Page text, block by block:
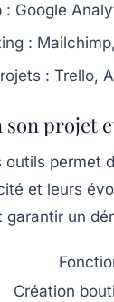
: Google
:
: Trello,
projet
outils permet
et leurs
garantir un
Création